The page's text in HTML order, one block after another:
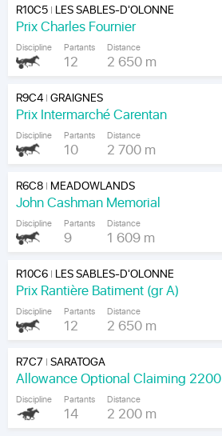
R10C5| LES SABLES-D'OLONNE
Prix Charles Fournier
Discipline Partants
12
Distance
2 650 m
R9C4|GRAIGNES
Prix Intermarché Carentan
Discipline Partants
10
Distance
2 700 m
R6C8| MEADOWLANDS
John Cashman Memorial
Discipline Partants
9
Distance
1 609 m
R10C6| LES SABLES-D'OLONNE
Prix Rantière Batiment (gr A)
Discipline Partants
12
Distance
2 650 m
R7C7 |SARATOGA
Allowance Optional Claiming 2200
Discipline Partants
14
Distance
2 200 m